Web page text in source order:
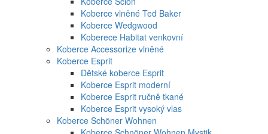
Koberce vlněné Ted Baker
Koberce Wedgwood
Koberece Habitat venkovní
Koberce Accessorize vlněné
Koberce Esprit
Dětské koberce Esprit
Koberce Esprit moderní
Koberce Esprit ručně tkané
Koberce Esprit vysoký vlas
Koberce Schöner Wohnen